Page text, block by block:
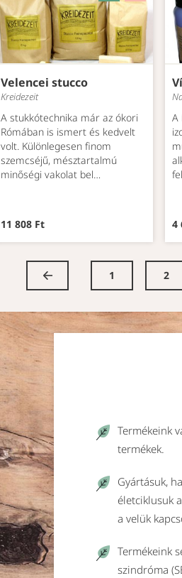
Velencei stucco
Kreidezeit
A stukkótechnika már az ókori
Rómában is ismert és kedvelt
volt. Különlegesen finom
szemcséjű, mésztartalmú
minőségi vakolat bel…
11 808 Ft
A
4
1 2
Termékeink
termékek.
Gyártásuk,
életciklusuk
a velük
Termékeink
szindróma